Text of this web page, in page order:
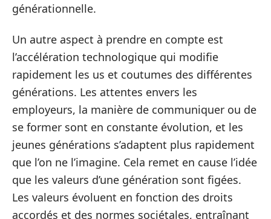
générationnelle.
Un autre aspect à prendre en compte est
l’accélération technologique qui modifie
rapidement les us et coutumes des différentes
générations. Les attentes envers les
employeurs, la manière de communiquer ou de
se former sont en constante évolution, et les
jeunes générations s’adaptent plus rapidement
que l’on ne l’imagine. Cela remet en cause l’idée
que les valeurs d’une génération sont figées.
Les valeurs évoluent en fonction des droits
accordés et des normes sociétales, entraînant